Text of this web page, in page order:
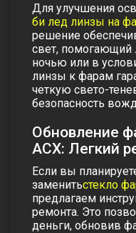
Для улучшения
би лед линзы на
решение
свет, помогающий
ночью или в
линзы к фарам
четкую свето-
безопасность
Обновление
АСХ: Легкий
Если вы
заменитьстекло
предлагаем
ремонта. Это
деньги, обновив